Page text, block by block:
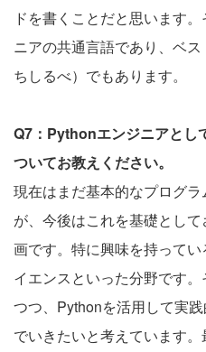
ドを書くことだと思います
ニアの共通言語であり、ベ
ちしるべ）でもあります。
Q7：Pythonエンジニアとし
ついてお教えください。
現在はまだ基本的なプログ
が、今後はこれを基礎とし
画です。特に興味を持って
イエンスといった分野です
つつ、Pythonを活用して実
でいきたいと考えています